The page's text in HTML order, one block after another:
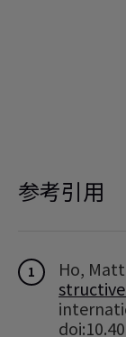
参考引用
1 Ho,